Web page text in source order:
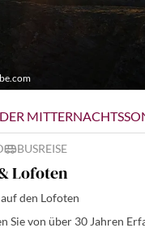
BUSREISE
Lofoten
den Lofoten
Sie von über 30 Jahren